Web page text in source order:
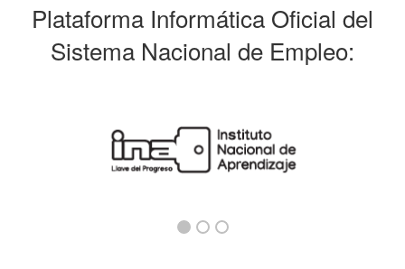
Plataforma Informática Oficial del
Sistema Nacional de Empleo: